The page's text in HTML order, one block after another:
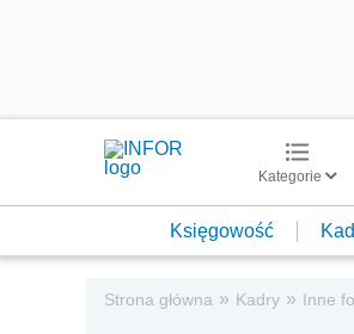
Kategorie
Księgowość
Strona główna » Kadry » Inne